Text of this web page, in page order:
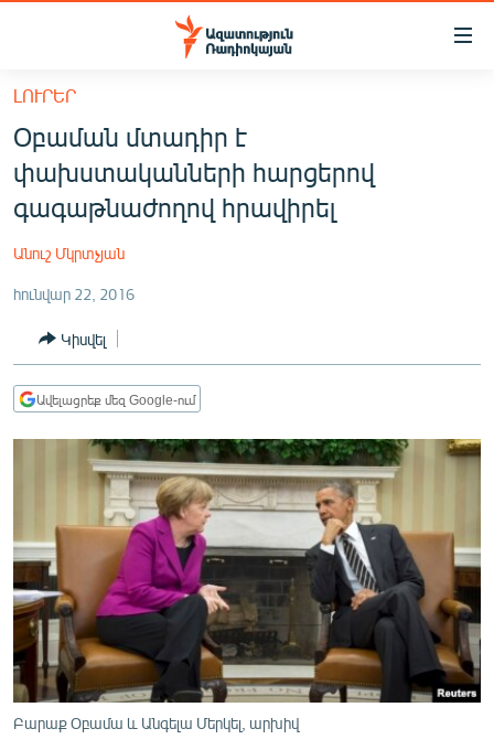
Մատչելիության
հիմնական
բովանդակությանը
Անցնել
հիմնական
մենյուին
ՀԱՅԱՍՏԱՆ
ՔԱՂԱՔԱԿԱՆ
ՏՆՏԵՍՈՒԹՅՈՒՆ
ՂԱՐԱԲԱՂ
ՏԱՐԱԾԱՇՐՋԱՆ
ՄԻՋԱԶԳԱՅԻՆ
ՄՇԱԿՈՒՅԹ
ՍՊՈՐՏ
ՄԵԿՆԱԲԱՆՈՒԹՅՈՒՆ
ՏՏ ԵՒ ԻՆՏԵՐՆԵՏ
ԼՈՒՐԵՐ
Օբաման մտադիր է
փախստականների հարցերով
գագաթնաժողով հրավիրել
Անուշ Մկրտչյան
հունվար 22, 2016
Կիսվել
Ավելացրեք մեզ Google-ում
Բարաք Օբամա և Անգելա Մերկել, արխիվ